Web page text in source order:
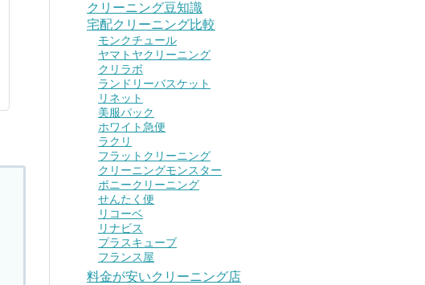
クリーニング豆知識
宅配クリーニング比較
モンクチュール
ヤマトヤクリーニング
クリラボ
ランドリーバスケット
リネット
美服パック
ホワイト急便
ラクリ
フラットクリーニング
クリーニングモンスター
ポニークリーニング
せんたく便
リコーベ
リナビス
プラスキューブ
フランス屋
料金が安いクリーニング店